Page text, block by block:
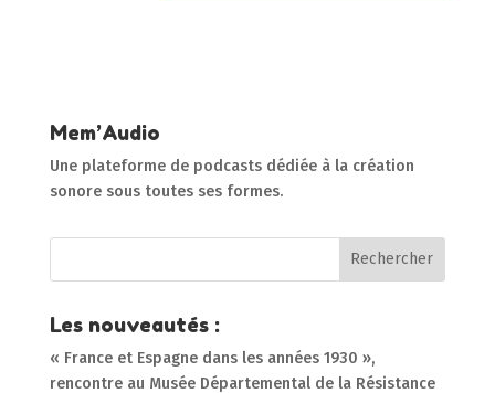
Mem’Audio
Une plateforme de podcasts dédiée à la création
sonore sous toutes ses formes.
Les nouveautés :
« France et Espagne dans les années 1930 »,
rencontre au Musée Départemental de la Résistance